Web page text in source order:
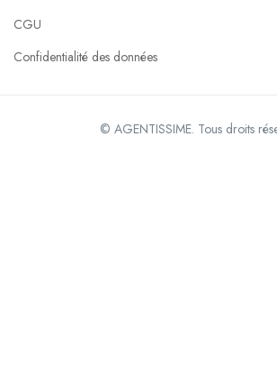
CGU
Confidentialité des données
© AGENTISSIME. Tous droits